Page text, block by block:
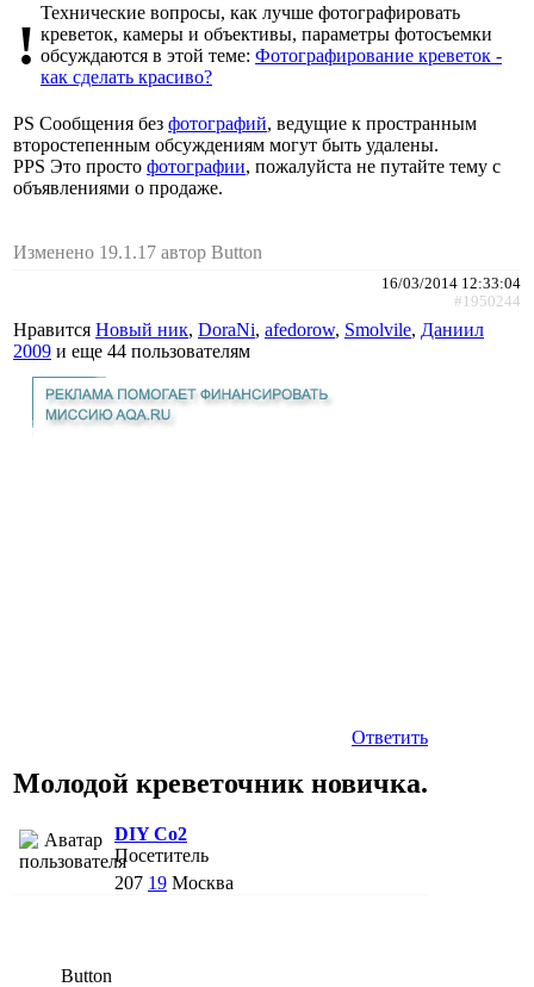
!
Технические вопросы, как лучше фотографировать
креветок, камеры и объективы, параметры фотосъемки
обсуждаются в этой теме: Фотографирование креветок -
как сделать красиво?
PS Сообщения без фотографий, ведущие к пространным
второстепенным обсуждениям могут быть удалены.
PPS Это просто фотографии, пожалуйста не путайте тему с
объявлениями о продаже.
Изменено 19.1.17 автор Button
16/03/2014 12:33:04
#1950244
Нравится Новый ник, DoraNi, afedorow, Smolvile, Даниил
2009 и еще 44 пользователям
Ответить
Молодой креветочник новичка.
DIY Co2
Посетитель
207 19 Москва
Button